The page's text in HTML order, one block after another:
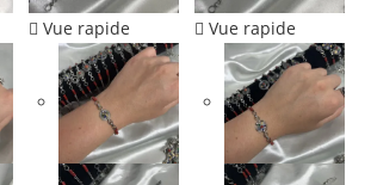
Vue rapide Vue rapide